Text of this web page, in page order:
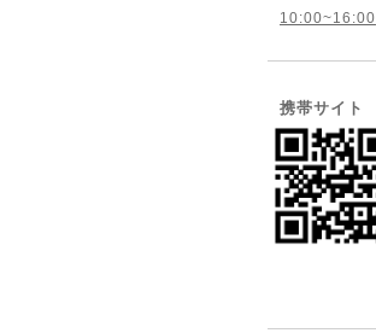
10:00~16:00
携帯サイト